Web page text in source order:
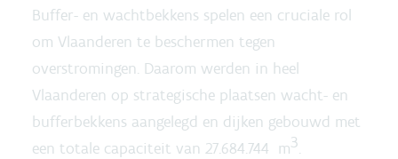
Buffer- en wachtbekkens spelen een cruciale rol
om Vlaanderen te beschermen tegen
overstromingen. Daarom werden in heel
Vlaanderen op strategische plaatsen wacht- en
bufferbekkens aangelegd en dijken gebouwd met
een totale capaciteit van 27.684.744 m3.